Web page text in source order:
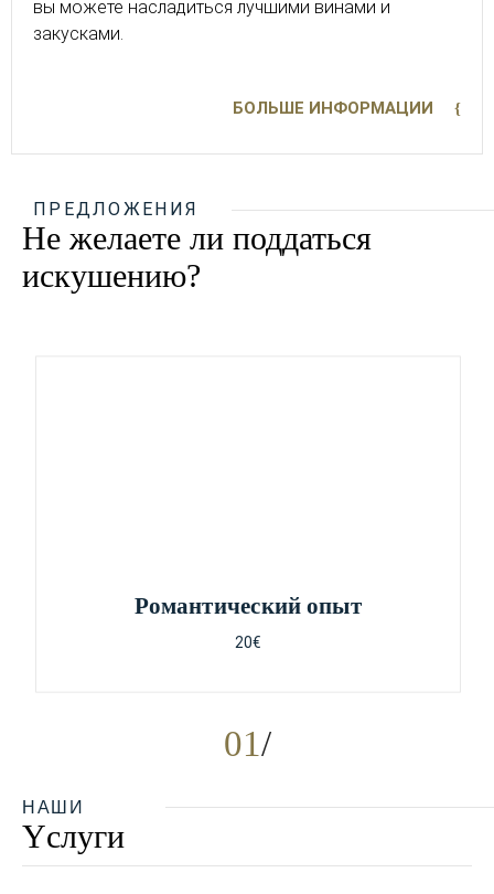
вы можете насладиться лучшими винами и
закусками.
БОЛЬШЕ ИНФОРМАЦИИ
ПРЕДЛОЖЕНИЯ
Не желаете ли поддаться
искушению?
01
Pомантический опыт
20€
НАШИ
Yслуги